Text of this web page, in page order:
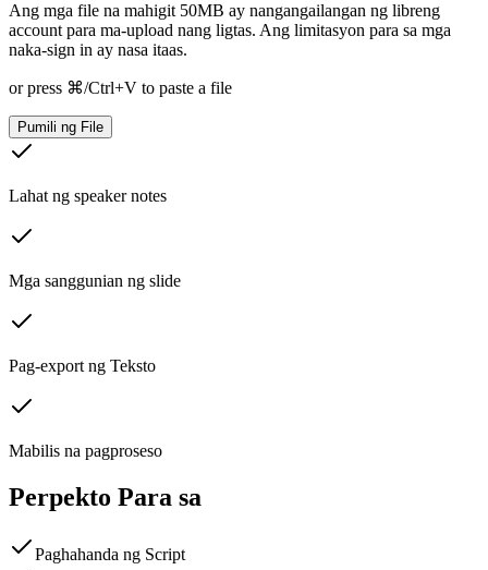
Ang mga file na mahigit 50MB ay nangangailangan ng libreng
account para ma-upload nang ligtas. Ang limitasyon para sa mga
naka-sign in ay nasa itaas.
or press ⌘/Ctrl+V to paste a file
Pumili ng File
Lahat ng speaker notes
Mga sanggunian ng slide
Pag-export ng Teksto
Mabilis na pagproseso
Perpekto Para sa
Paghahanda ng Script